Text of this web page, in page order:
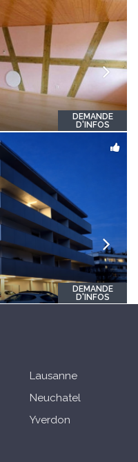
DEMANDE
D'INFOS
DEMANDE
D'INFOS
Lausanne
Neuchatel
Yverdon